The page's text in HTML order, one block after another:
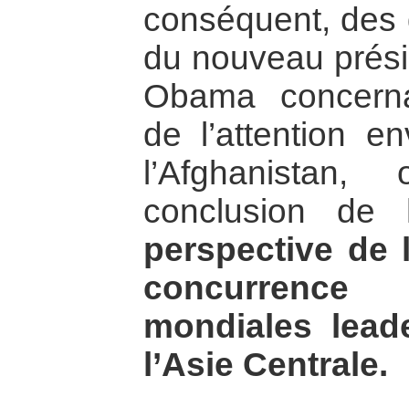
conséquent,
du nouveau
Obama
de l’attention
conclusion de
perspective de
mondiales
l’Asie Centrale.